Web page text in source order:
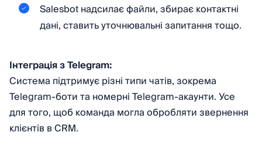
Salesbot надсилає файли, збирає контактні
дані, ставить уточнювальні запитання тощо.
Інтеграція з Telegram:
Система підтримує різні типи чатів, зокрема
Telegram-боти та номерні Telegram-акаунти. Усе
для того, щоб команда могла обробляти звернення
клієнтів в CRM.